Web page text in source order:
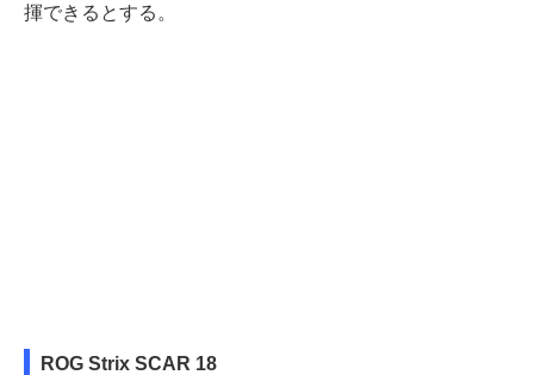
揮できるとする。
ROG Strix SCAR 18